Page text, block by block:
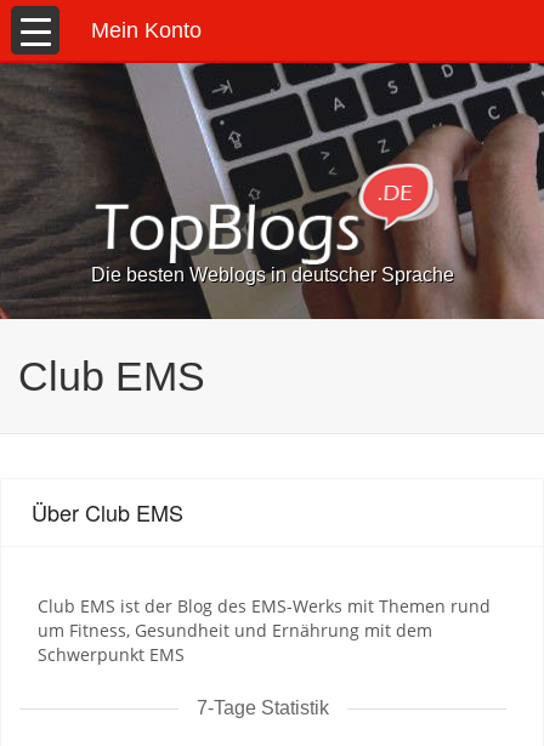
Mein Konto
Die besten Weblogs in deutscher Sprache
Club EMS
Über Club EMS
Club EMS ist der Blog des EMS-Werks mit Themen rund
um Fitness, Gesundheit und Ernährung mit dem
Schwerpunkt EMS
7-Tage Statistik